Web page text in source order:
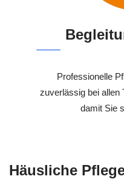
Professionelle
zuverlässig bei allen
damit Sie
Häusliche